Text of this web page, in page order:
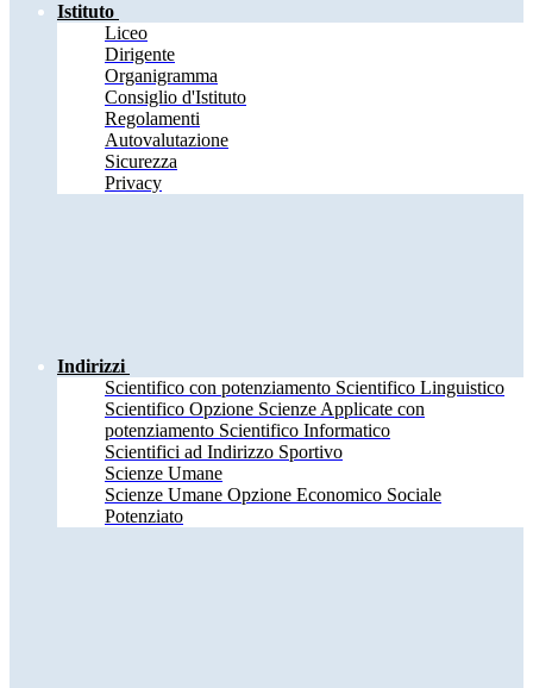
Istituto
Liceo
Dirigente
Organigramma
Consiglio d'Istituto
Regolamenti
Autovalutazione
Sicurezza
Privacy
Indirizzi
Scientifico con potenziamento Scientifico Linguistico
Scientifico Opzione Scienze Applicate con
potenziamento Scientifico Informatico
Scientifici ad Indirizzo Sportivo
Scienze Umane
Scienze Umane Opzione Economico Sociale
Potenziato